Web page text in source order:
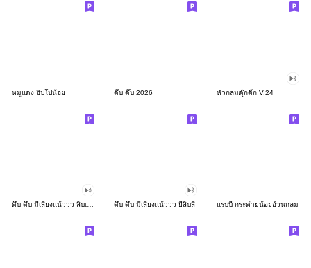
หมูแดง ฮิปโปน้อย ดึ๊บ ดึ๊บ 2026 หัวกลมดุ๊กดิ๊ก V.24
ดึ๊บ ดึ๊บ มีเสียงแน้ววว ยี่สิบสี่ แรบบี้ กระต่ายน้อยอ้วนกลม